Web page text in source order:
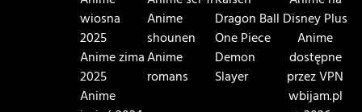
wiosna
2025
Anime zima
2025
Anime
Anime
shounen
Anime
romans
Dragon Ball
One Piece
Demon
Slayer
Disney Plus
Anime
dostępne
przez VPN
wbijam.pl